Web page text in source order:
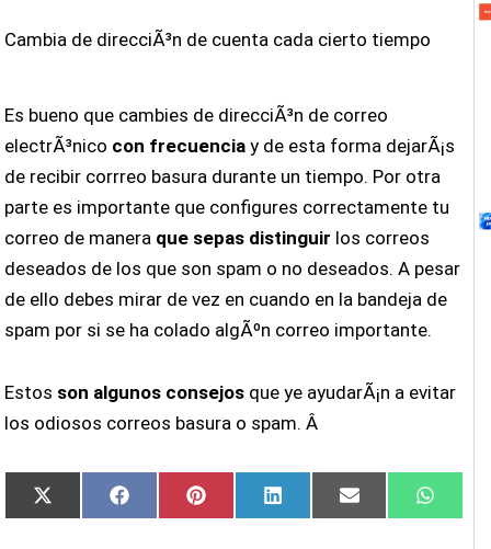
Cambia de direcciÃ³n de cuenta cada cierto tiempo
Es bueno que cambies de direcciÃ³n de correo
electrÃ³nico con frecuencia y de esta forma dejarÃ¡s
de recibir corrreo basura durante un tiempo. Por otra
parte es importante que configures correctamente tu
correo de manera que sepas distinguir los correos
deseados de los que son spam o no deseados. A pesar
de ello debes mirar de vez en cuando en la bandeja de
spam por si se ha colado algÃºn correo importante.
Estos son algunos consejos que ye ayudarÃ¡n a evitar
los odiosos correos basura o spam. Â
Compartir
en
X
(Twitter)
Compartir
en
FacebookCompartir
en
PinterestCompartir
en
LinkedIn Compartir
en
Email
en